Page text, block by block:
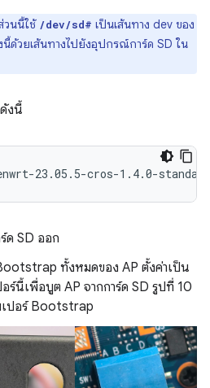
วนนี้ใช้ /dev/sd# เป็นเส้นทาง dev ของ
ด้วยเส้นทางไปยังอุปกรณ์การ์ด SD ใน
งนี้
23.05.5-cros-1.4.0-
ด SD ออก
ทั้งหมดของ AP ตั้งค่าเป็น
ร์นี้เพื่อบูต AP จากการ์ด SD รูปที่ 10
ปอร์ Bootstrap